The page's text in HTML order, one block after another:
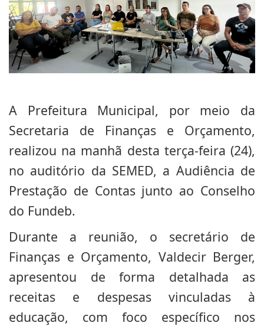
A Prefeitura Municipal, por meio da
Secretaria de Finanças e Orçamento,
realizou na manhã desta terça-feira (24),
no auditório da SEMED, a Audiência de
Prestação de Contas junto ao Conselho
do Fundeb.
Durante a reunião, o secretário de
Finanças e Orçamento, Valdecir Berger,
apresentou de forma detalhada as
receitas e despesas vinculadas à
educação, com foco específico nos